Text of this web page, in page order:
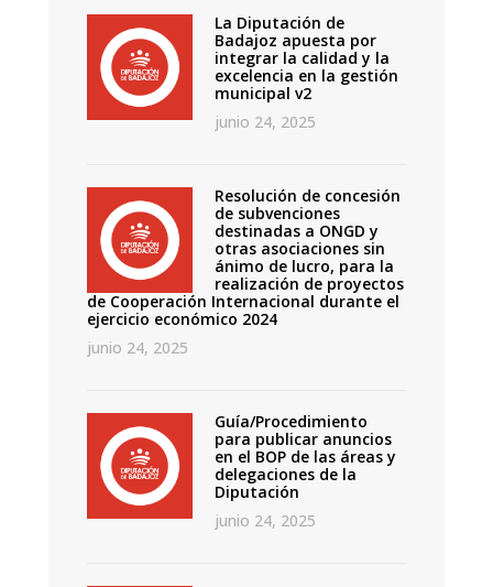
La Diputación de
Badajoz apuesta por
integrar la calidad y la
excelencia en la gestión
municipal v2
junio 24, 2025
Resolución de concesión
de subvenciones
destinadas a ONGD y
otras asociaciones sin
ánimo de lucro, para la
realización de proyectos
de Cooperación Internacional durante el
ejercicio económico 2024
junio 24, 2025
Guía/Procedimiento
para publicar anuncios
en el BOP de las áreas y
delegaciones de la
Diputación
junio 24, 2025